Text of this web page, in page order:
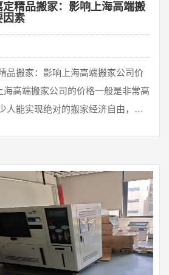
精品搬家：影响上海高端搬
因素
品搬家：影响上海高端搬家公司价
海高端搬家公司的价格一般是非常高
人能实现绝对的搬家经济自由，不
。如果找搬家公司也要找贵的，可
司收费不合理的现象，所以搬家费
验，而是冤大头。从另一个角度来
便宜的，值得信赖吗？一些不靠谱